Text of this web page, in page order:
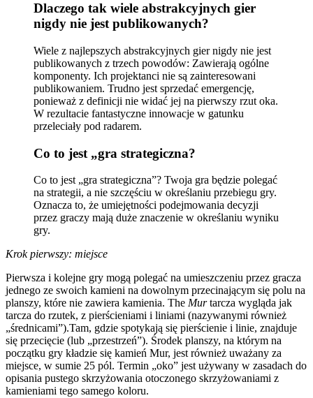
Dlaczego tak wiele abstrakcyjnych gier
nigdy nie jest publikowanych?
Wiele z najlepszych abstrakcyjnych gier nigdy nie jest
publikowanych z trzech powodów: Zawierają ogólne
komponenty. Ich projektanci nie są zainteresowani
publikowaniem. Trudno jest sprzedać emergencję,
ponieważ z definicji nie widać jej na pierwszy rzut oka.
W rezultacie fantastyczne innowacje w gatunku
przeleciały pod radarem.
Co to jest „gra strategiczna?
Co to jest „gra strategiczna”? Twoja gra będzie polegać
na strategii, a nie szczęściu w określaniu przebiegu gry.
Oznacza to, że umiejętności podejmowania decyzji
przez graczy mają duże znaczenie w określaniu wyniku
gry.
Krok pierwszy: miejsce
Pierwsza i kolejne gry mogą polegać na umieszczeniu przez gracza
jednego ze swoich kamieni na dowolnym przecinającym się polu na
planszy, które nie zawiera kamienia. The Murtarcza wygląda jak
tarcza do rzutek, z pierścieniami i liniami (nazywanymi również
„średnicami”).Tam, gdzie spotykają się pierścienie i linie, znajduje
się przecięcie (lub „przestrzeń”). Środek planszy, na którym na
początku gry kładzie się kamień Mur, jest również uważany za
miejsce, w sumie 25 pól. Termin „oko” jest używany w zasadach do
opisania pustego skrzyżowania otoczonego skrzyżowaniami z
kamieniami tego samego koloru.